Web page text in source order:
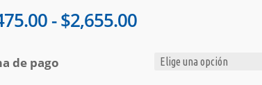
-$2,655.00Rango
precios:
desde
de pago